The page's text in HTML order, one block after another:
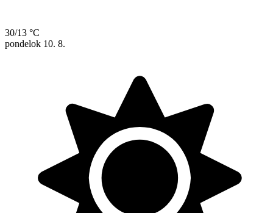
30/13 °C
pondelok 10. 8.